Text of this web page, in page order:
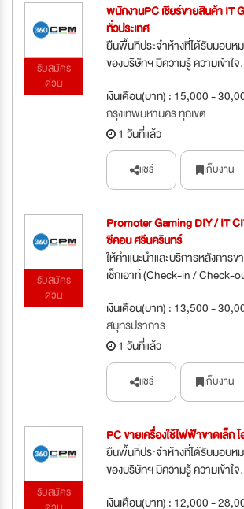
รับสมัคร
ด่วน
พนักงานPC เชียร์ขายสินค้า IT
ทั่วประเทศ
ยืนพื้นที่ประจำห้างที่ได้รับมอบห
ของบริษัทฯ มีความรู้ ความเข้าใ
เงินเดือน(บาท) : 15,000 -
กรุงเทพมหานคร ทุกเขต
1 วันที่แล้ว
แชร์ เก็บงาน
รับสมัคร
ด่วน
Promoter Gaming DIY / IT
ซีคอน ศรีนครินทร์
ให้คำแนะนำและบริการหลังการ
เช็กเอาท์ (Check-in / Check-
เงินเดือน(บาท) : 13,500 -
สมุทรปราการ
1 วันที่แล้ว
แชร์ เก็บงาน
รับสมัคร
PC ขายเครื่องใช้ไฟฟ้าขาดเล็ก
ยืนพื้นที่ประจำห้างที่ได้รับมอบห
ของบริษัทฯ มีความรู้ ความเข้าใ
เงินเดือน(บาท) : 12,000 -